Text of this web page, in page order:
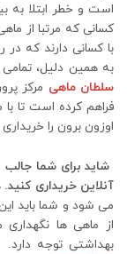
است و خطر ابتلا به
کسانی که مرتبا از
با کسانی دارند که
به همین دلیل، تمامی
سلطان ماهی مرکز
فراهم کرده است تا
اوزون برون را
شاید برای شما
آنلاین خریداری کنید.
می شود و شما باید
از ماهی ها
بهداشتی توجه